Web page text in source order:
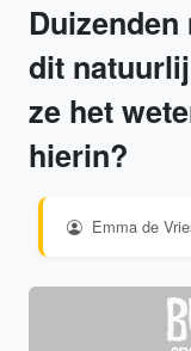
dit
ze het
hierin?
Emma de